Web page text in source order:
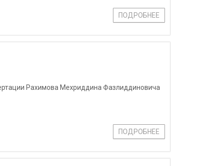
ПОДРОБНЕЕ
Рахимова Мехриддина Фазлиддиновича
ПОДРОБНЕЕ